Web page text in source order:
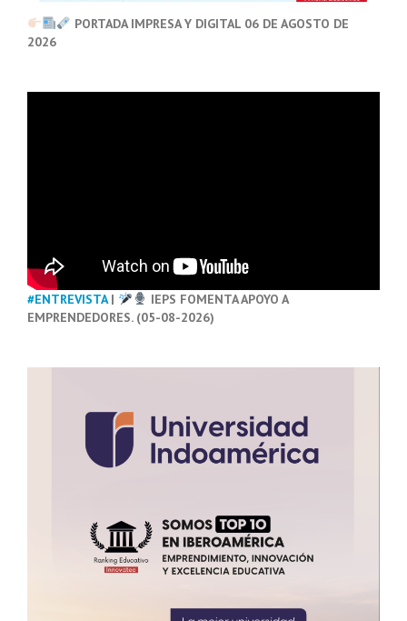
PORTADA IMPRESA Y DIGITAL 06 DE AGOSTO DE
2026
#ENTREVISTA|
IEPS FOMENTA APOYO A
EMPRENDEDORES. (05-08-2026)